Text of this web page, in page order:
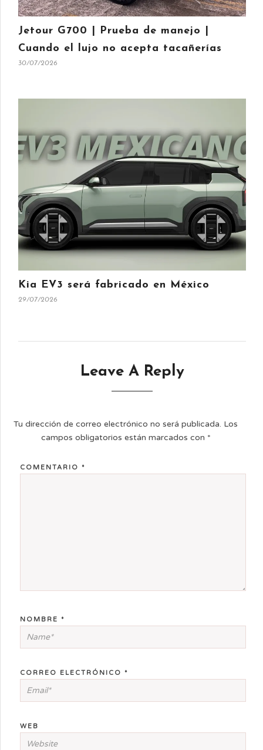
Jetour G700 | Prueba de manejo |
Cuando el lujo no acepta tacañerías
30/07/2026
Kia EV3 será fabricado en México
29/07/2026
Leave A Reply
Tu dirección de correo electrónico no será publicada. Los
campos obligatorios están marcados con *
COMENTARIO *
NOMBRE *
CORREO ELECTRÓNICO *
WEB